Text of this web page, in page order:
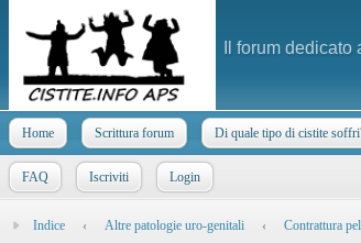
Il forum
Home Scrittura forum Di quale tipo di cistite
FAQ Iscriviti Login
Indice ‹ Altre patologie uro-genitali ‹ Contrattura